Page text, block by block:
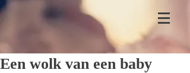
Een wolk van een baby